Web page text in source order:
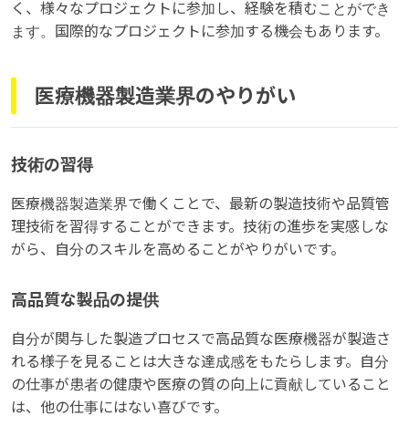
く、様々なプロジェクトに参加し、経験を積むことができ
ます。国際的なプロジェクトに参加する機会もあります。
医療機器製造業界のやりがい
技術の習得
医療機器製造業界で働くことで、最新の製造技術や品質管
理技術を習得することができます。技術の進歩を実感しな
がら、自分のスキルを高めることがやりがいです。
高品質な製品の提供
自分が関与した製造プロセスで高品質な医療機器が製造さ
れる様子を見ることは大きな達成感をもたらします。自分
の仕事が患者の健康や医療の質の向上に貢献していること
は、他の仕事にはない喜びです。